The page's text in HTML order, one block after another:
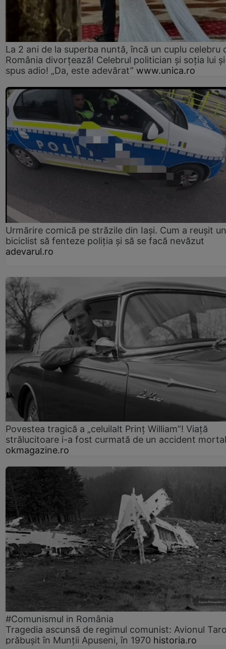
La 2 ani de la superba nuntă, încă un cuplu celebru
România divorțează! Celebrul politician și soția lui
spus adio! „Da, este adevărat” www.unica.ro
Urmărire comică pe străzile din Iași. Cum a reușit un
biciclist să fenteze poliția și să se facă nevăzut
adevarul.ro
Povestea tragică a „celuilalt Prinț William”! Viață
strălucitoare i-a fost curmată de un accident mortal
okmagazine.ro
#Comunismul in România
Tragedia ascunsă de regimul comunist: Avionul
prăbușit în Munții Apuseni, în 1970 historia.ro